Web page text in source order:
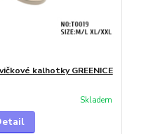
kalhotky GREENICE
Skladem